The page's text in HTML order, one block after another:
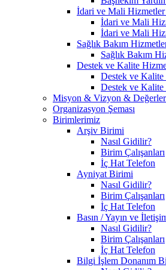
İdari ve Mali Hizmetler
İdari ve Mali
İdari ve Mali
Sağlık Bakım
Sağlık Bakım
Destek ve Kalite
Destek ve
Destek ve Kalite
Misyon & Vizyon &
Organizasyon Şeması
Birimlerimiz
Arşiv Birimi
Nasıl Gidilir?
Birim Çalışanları
İç Hat Telefon
Ayniyat Birimi
Nasıl Gidilir?
Birim Çalışanları
İç Hat Telefon
Basın / Yayın ve
Nasıl Gidilir?
Birim Çalışanları
İç Hat Telefon
Bilgi İşlem Donanım